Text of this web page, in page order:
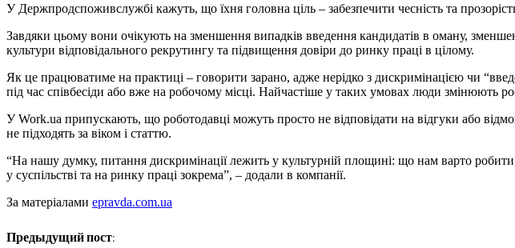
У Держпродспоживслужбі кажуть, що їхня головна ціль – забезпечити чесність та
Завдяки цьому вони очікують на зменшення випадків введення кандидатів в оману,
культури відповідального рекрутингу та підвищення довіри до ринку праці в цілому.
Як це працюватиме на практиці – говорити зарано, адже нерідко з дискримінацією чи
під час співбесіди або вже на робочому місці. Найчастіше у таких умовах люди змінюють
У Work.ua припускають, що роботодавці можуть просто не відповідати на відгуки або
не підходять за віком і статтю.
“На нашу думку, питання дискримінації лежить у культурній площині: що нам варто
у суспільстві та на ринку праці зокрема”, – додали в компанії.
За матеріалами epravda.com.ua
Предыдущий пост: